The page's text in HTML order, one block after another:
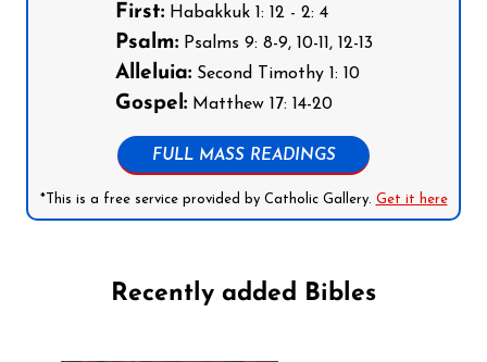
First:Habakkuk 1: 12 - 2: 4
Psalm:Psalms 9: 8-9, 10-11, 12-13
Alleluia:Second Timothy 1: 10
Gospel:Matthew 17: 14-20
FULL MASS READINGS
*This is a free service provided by Catholic Gallery. Get it here
Recently added Bibles